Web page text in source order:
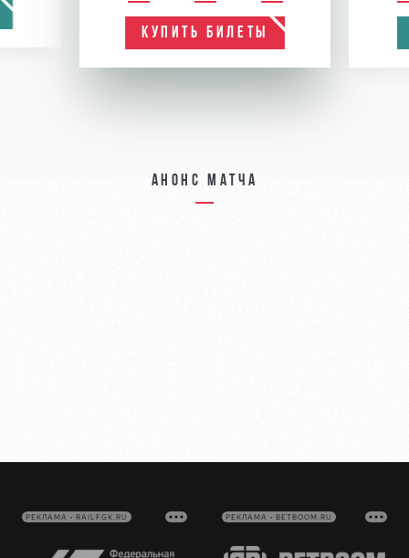
КУПИТЬ БИЛЕТЫ
Анонс матча
РЕКЛАМА • RAILFGK.RU РЕКЛАМА • BETBOOM.RU